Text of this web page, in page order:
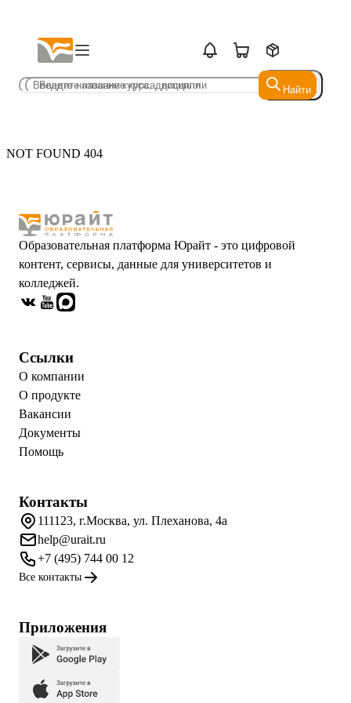
Найти
Найти
NOT FOUND 404
Образовательная платформа Юрайт - это цифровой
контент, сервисы, данные для университетов и
колледжей.
Ссылки
О компании
О продукте
Вакансии
Документы
Помощь
Контакты
111123, г.Москва, ул. Плеханова, 4а
help@urait.ru
+7 (495) 744 00 12
Все контакты
Приложения